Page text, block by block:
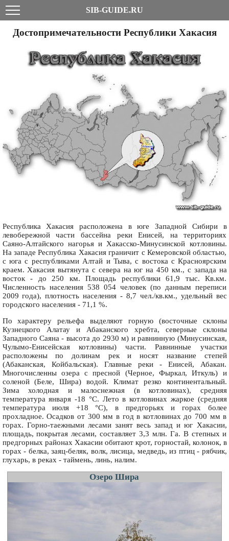
SIB-GUIDE.RU
Достопримечательности Республики Хакасия
Республика Хакасия расположена в юге Западной Сибири в
левобережной части бассейна реки Енисей, на территориях
Саяно-Алтайского нагорья и Хакасско-Минусинской котловины.
На западе Республика Хакасия граничит с Кемеровской областью,
с юга с республиками Алтай и Тыва, с востока с Красноярским
краем. Хакасия вытянута с севера на юг на 450 км., с запада на
восток - до 250 км. Площадь республики 61,9 тыс. Кв.км.
Численность населения 538 054 человек (по данным переписи
2009 года), плотность населения - 8,7 чел./кв.км., удельный вес
городского населения - 71,1 %.
По характеру рельефа выделяют горную (восточные склоны
Кузнецкого Алатау и Абаканского хребта, северные склоны
Западного Саяна - высота до 2930 м) и равнинную (Минусинская,
Чулымо-Енисейская котловины) части. Равнинные участки
расположены по долинам рек и носят название степей
(Абаканская, Койбальская). Главные реки - Енисей, Абакан.
Многочисленны озера с пресной (Черное, Фыркал, Иткуль) и
соленой (Беле, Шира) водой. Климат резко континентальный.
Зима холодная и малоснежная (в котловинах), средняя
температура января -18 °С. Лето в котловинах жаркое (средняя
температура июля +18 °С), в предгорьях и горах более
прохладное. Осадков от 300 мм в год в котловинах до 700 мм в
горах. Горно-таежными лесами занят весь запад и юг Хакасии,
площадь, покрытая лесами, составляет 3,3 млн. Га. В степных и
предгорных районах Хакасии обитают крот, горностай, колонок, в
горах - белка, заяц-беляк, волк, лисица, медведь, из птиц - рябчик,
глухарь, в реках - таймень, линь, налим.
Озеро Шира